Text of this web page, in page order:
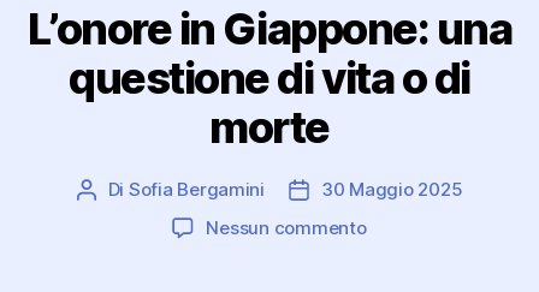
L’onore in Giappone: una
questione di vita o di
morte
Autore
Di Sofia Bergamini
Data30 Maggio 2025
Nessun commentosu